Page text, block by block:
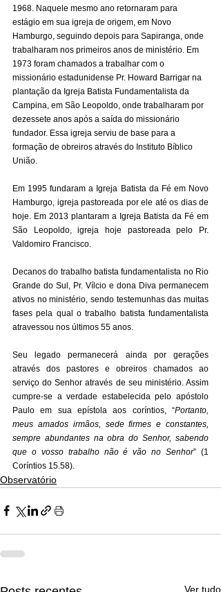
1968. Naquele mesmo ano retornaram para
estágio em sua igreja de origem, em Novo
Hamburgo, seguindo depois para Sapiranga, onde
trabalharam nos primeiros anos de ministério. Em
1973 foram chamados a trabalhar com o
missionário estadunidense Pr. Howard Barrigar na
plantação da Igreja Batista Fundamentalista da
Campina, em São Leopoldo, onde trabalharam por
dezessete anos após a saída do missionário
fundador. Essa igreja serviu de base para a
formação de obreiros através do Instituto Bíblico
União.
Em 1995 fundaram a Igreja Batista da Fé em Novo
Hamburgo, igreja pastoreada por ele até os dias de
hoje. Em 2013 plantaram a Igreja Batista da Fé em
São Leopoldo, igreja hoje pastoreada pelo Pr.
Valdomiro Francisco.
Decanos do trabalho batista fundamentalista no Rio
Grande do Sul, Pr. Vílcio e dona Diva permanecem
ativos no ministério, sendo testemunhas das muitas
fases pela qual o trabalho batista fundamentalista
atravessou nos últimos 55 anos.
Seu legado permanecerá ainda por gerações
através dos pastores e obreiros chamados ao
serviço do Senhor através de seu ministério. Assim
cumpre-se a verdade estabelecida pelo apóstolo
Paulo em sua epístola aos coríntios, “Portanto,
meus amados irmãos, sede firmes e constantes,
sempre abundantes na obra do Senhor, sabendo
que o vosso trabalho não é vão no Senhor” (1
Coríntios 15.58).
Observatório
Ver tudo